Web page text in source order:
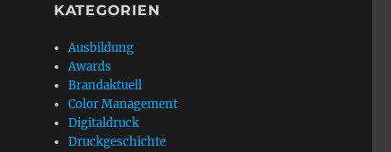
KATEGORIEN
Ausbildung
Awards
Brandaktuell
Color Management
Digitaldruck
Druckgeschichte